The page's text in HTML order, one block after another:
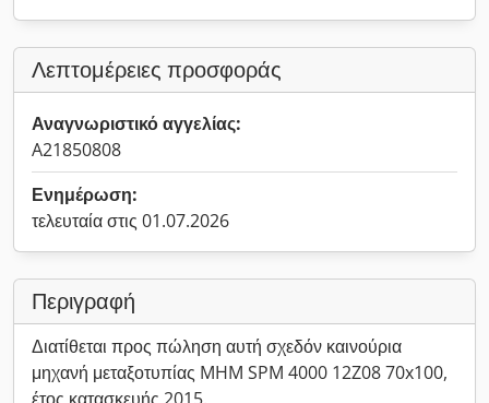
Λεπτομέρειες προσφοράς
Αναγνωριστικό αγγελίας:
A21850808
Ενημέρωση:
τελευταία στις 01.07.2026
Περιγραφή
Διατίθεται προς πώληση αυτή σχεδόν καινούρια
μηχανή μεταξοτυπίας MHM SPM 4000 12Z08 70x100,